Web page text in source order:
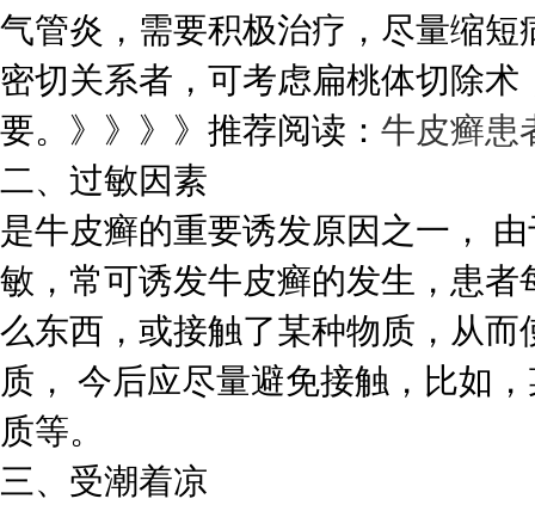
气管炎，需要积极治疗，尽量缩
密切关系者，可考虑扁桃体切除
要。》》》》推荐阅读： 牛皮癣患
二、过敏因素
是牛皮癣的重要诱发原因之一，
敏，常可诱发牛皮癣的发生，患
么东西，或接触了某种物质，从
质， 今后应尽量避免接触，比如
质等。
三、受潮着凉